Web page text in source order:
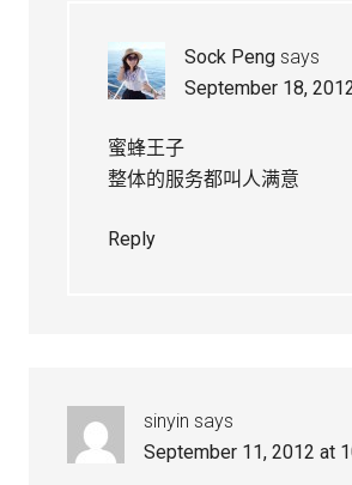
Sock Peng says
September 18,
蜜蜂王子
整体的服务都叫人满意
Reply
sinyin says
September 11, 2012 at